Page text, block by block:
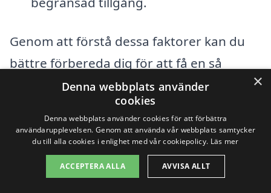
Genom att förstå dessa faktorer kan du
bättre förbereda dig för att få en så
korrekt och rättvis offert som möjligt för
flyttstädning i Oxelösund. Det är också
alltid rekommenderat att begära flera
offerter från olika företag för att jämföra
priser och tjänster. Med hjälp av
×
Denna webbplats använder
cookies
Denna webbplats använder cookies för att förbättra
användarupplevelsen. Genom att använda vår webbplats samtycker
du till alla cookies i enlighet med vår cookiepolicy. Läs mer
ACCEPTERA ALLA AVVISA ALLT